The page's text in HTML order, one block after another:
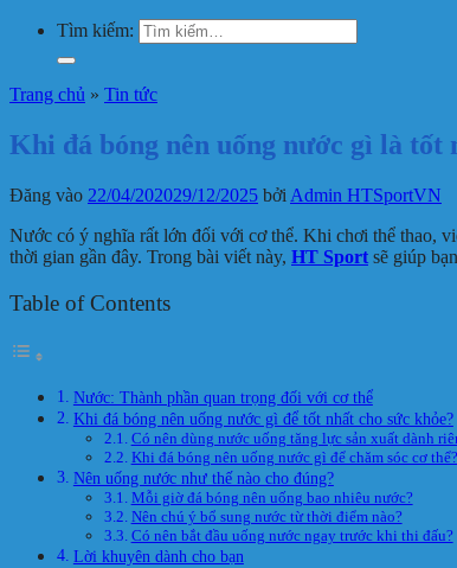
Tìm kiếm:
Trang chủ » Tin tức
Khi đá bóng nên uống nước gì là tốt
Đăng vào 22/04/202029/12/2025 bởi Admin HTSportVN
Nước có ý nghĩa rất lớn đối với cơ thể. Khi chơi thể thao,
thời gian gần đây. Trong bài viết này, HT Sport sẽ giúp
Table of Contents
Nước: Thành phần quan trọng đối với cơ thể
Khi đá bóng nên uống nước gì để tốt nhất cho sức khỏe?
Có nên dùng nước uống tăng lực sản xuất dành
Khi đá bóng nên uống nước gì để chăm sóc cơ thể?
Nên uống nước như thế nào cho đúng?
Mỗi giờ đá bóng nên uống bao nhiêu nước?
Nên chú ý bổ sung nước từ thời điểm nào?
Có nên bắt đầu uống nước ngay trước khi thi đấu?
Lời khuyên dành cho bạn